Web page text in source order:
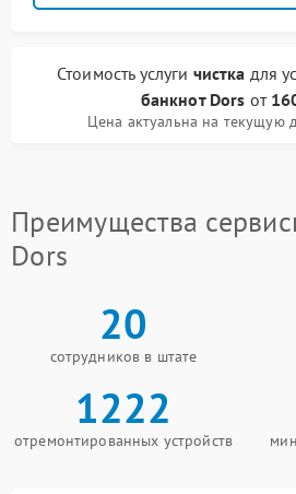
Стоимость услуги чистка для
банкнот Dors от
Цена актуальна на текущую
Преимущества
Dors
20
сотрудников в штате
1222
отремонтированных устройств